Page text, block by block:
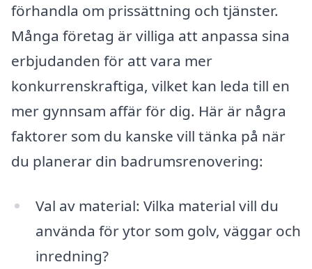
förhandla om prissättning och tjänster.
Många företag är villiga att anpassa sina
erbjudanden för att vara mer
konkurrenskraftiga, vilket kan leda till en
mer gynnsam affär för dig. Här är några
faktorer som du kanske vill tänka på när
du planerar din badrumsrenovering:
Val av material: Vilka material vill du
använda för ytor som golv, väggar och
inredning?